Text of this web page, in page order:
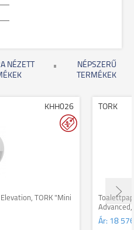
NÉZETT
NÉPSZERŰ
TERMÉKEK
KHH026
TORK "Mini
TORK
Advanced,
Ár: 18